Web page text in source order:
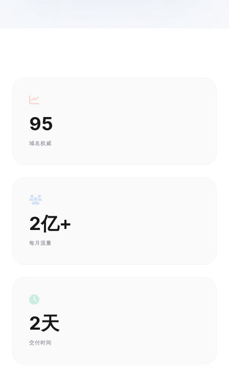
95
域名权威
2亿+
每月流量
2天
交付时间